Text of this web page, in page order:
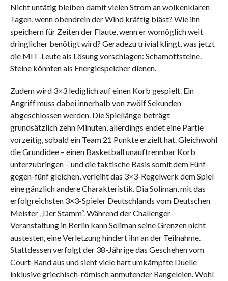
Nicht untätig bleiben damit vielen Strom an wolkenklaren
Tagen, wenn obendrein der Wind kräftig bläst? Wie ihn
speichern für Zeiten der Flaute, wenn er womöglich weit
dringlicher benötigt wird? Geradezu trivial klingt, was jetzt
die MIT-Leute als Lösung vorschlagen: Schamottsteine.
Steine könnten als Energiespeicher dienen.
Zudem wird 3×3 lediglich auf einen Korb gespielt. Ein
Angriff muss dabei innerhalb von zwölf Sekunden
abgeschlossen werden. Die Spiellänge beträgt
grundsätzlich zehn Minuten, allerdings endet eine Partie
vorzeitig, sobald ein Team 21 Punkte erzielt hat. Gleichwohl
die Grundidee – einen Basketball unauftrennbar Korb
unterzubringen – und die taktische Basis somit dem Fünf-
gegen-fünf gleichen, verleiht das 3×3-Regelwerk dem Spiel
eine gänzlich andere Charakteristik. Dia Soliman, mit das
erfolgreichsten 3×3-Spieler Deutschlands vom Deutschen
Meister „Der Stamm“. Während der Challenger-
Veranstaltung in Berlin kann Soliman seine Grenzen nicht
austesten, eine Verletzung hindert ihn an der Teilnahme.
Stattdessen verfolgt der 38-Jährige das Geschehen vom
Court-Rand aus und sieht viele hart umkämpfte Duelle
inklusive griechisch-römisch anmutender Rangeleien. Wohl